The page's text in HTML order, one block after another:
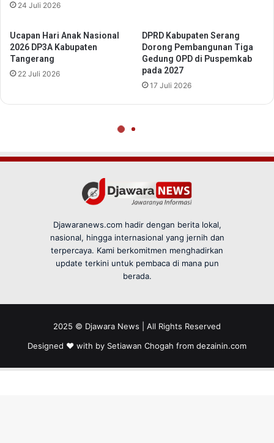
Djawaranews.com hadir dengan berita lokal,
nasional, hingga internasional yang jernih dan
terpercaya. Kami berkomitmen menghadirkan
update terkini untuk pembaca di mana pun
berada.
2025 © Djawara News | All Rights Reserved
Designed ❤️ with by Setiawan Chogah from dezainin.com